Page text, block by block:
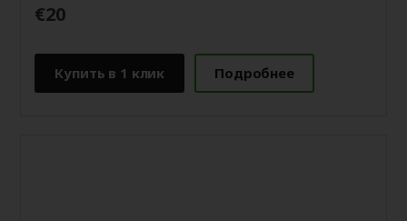
€20
Купить в 1 клик Подробнее